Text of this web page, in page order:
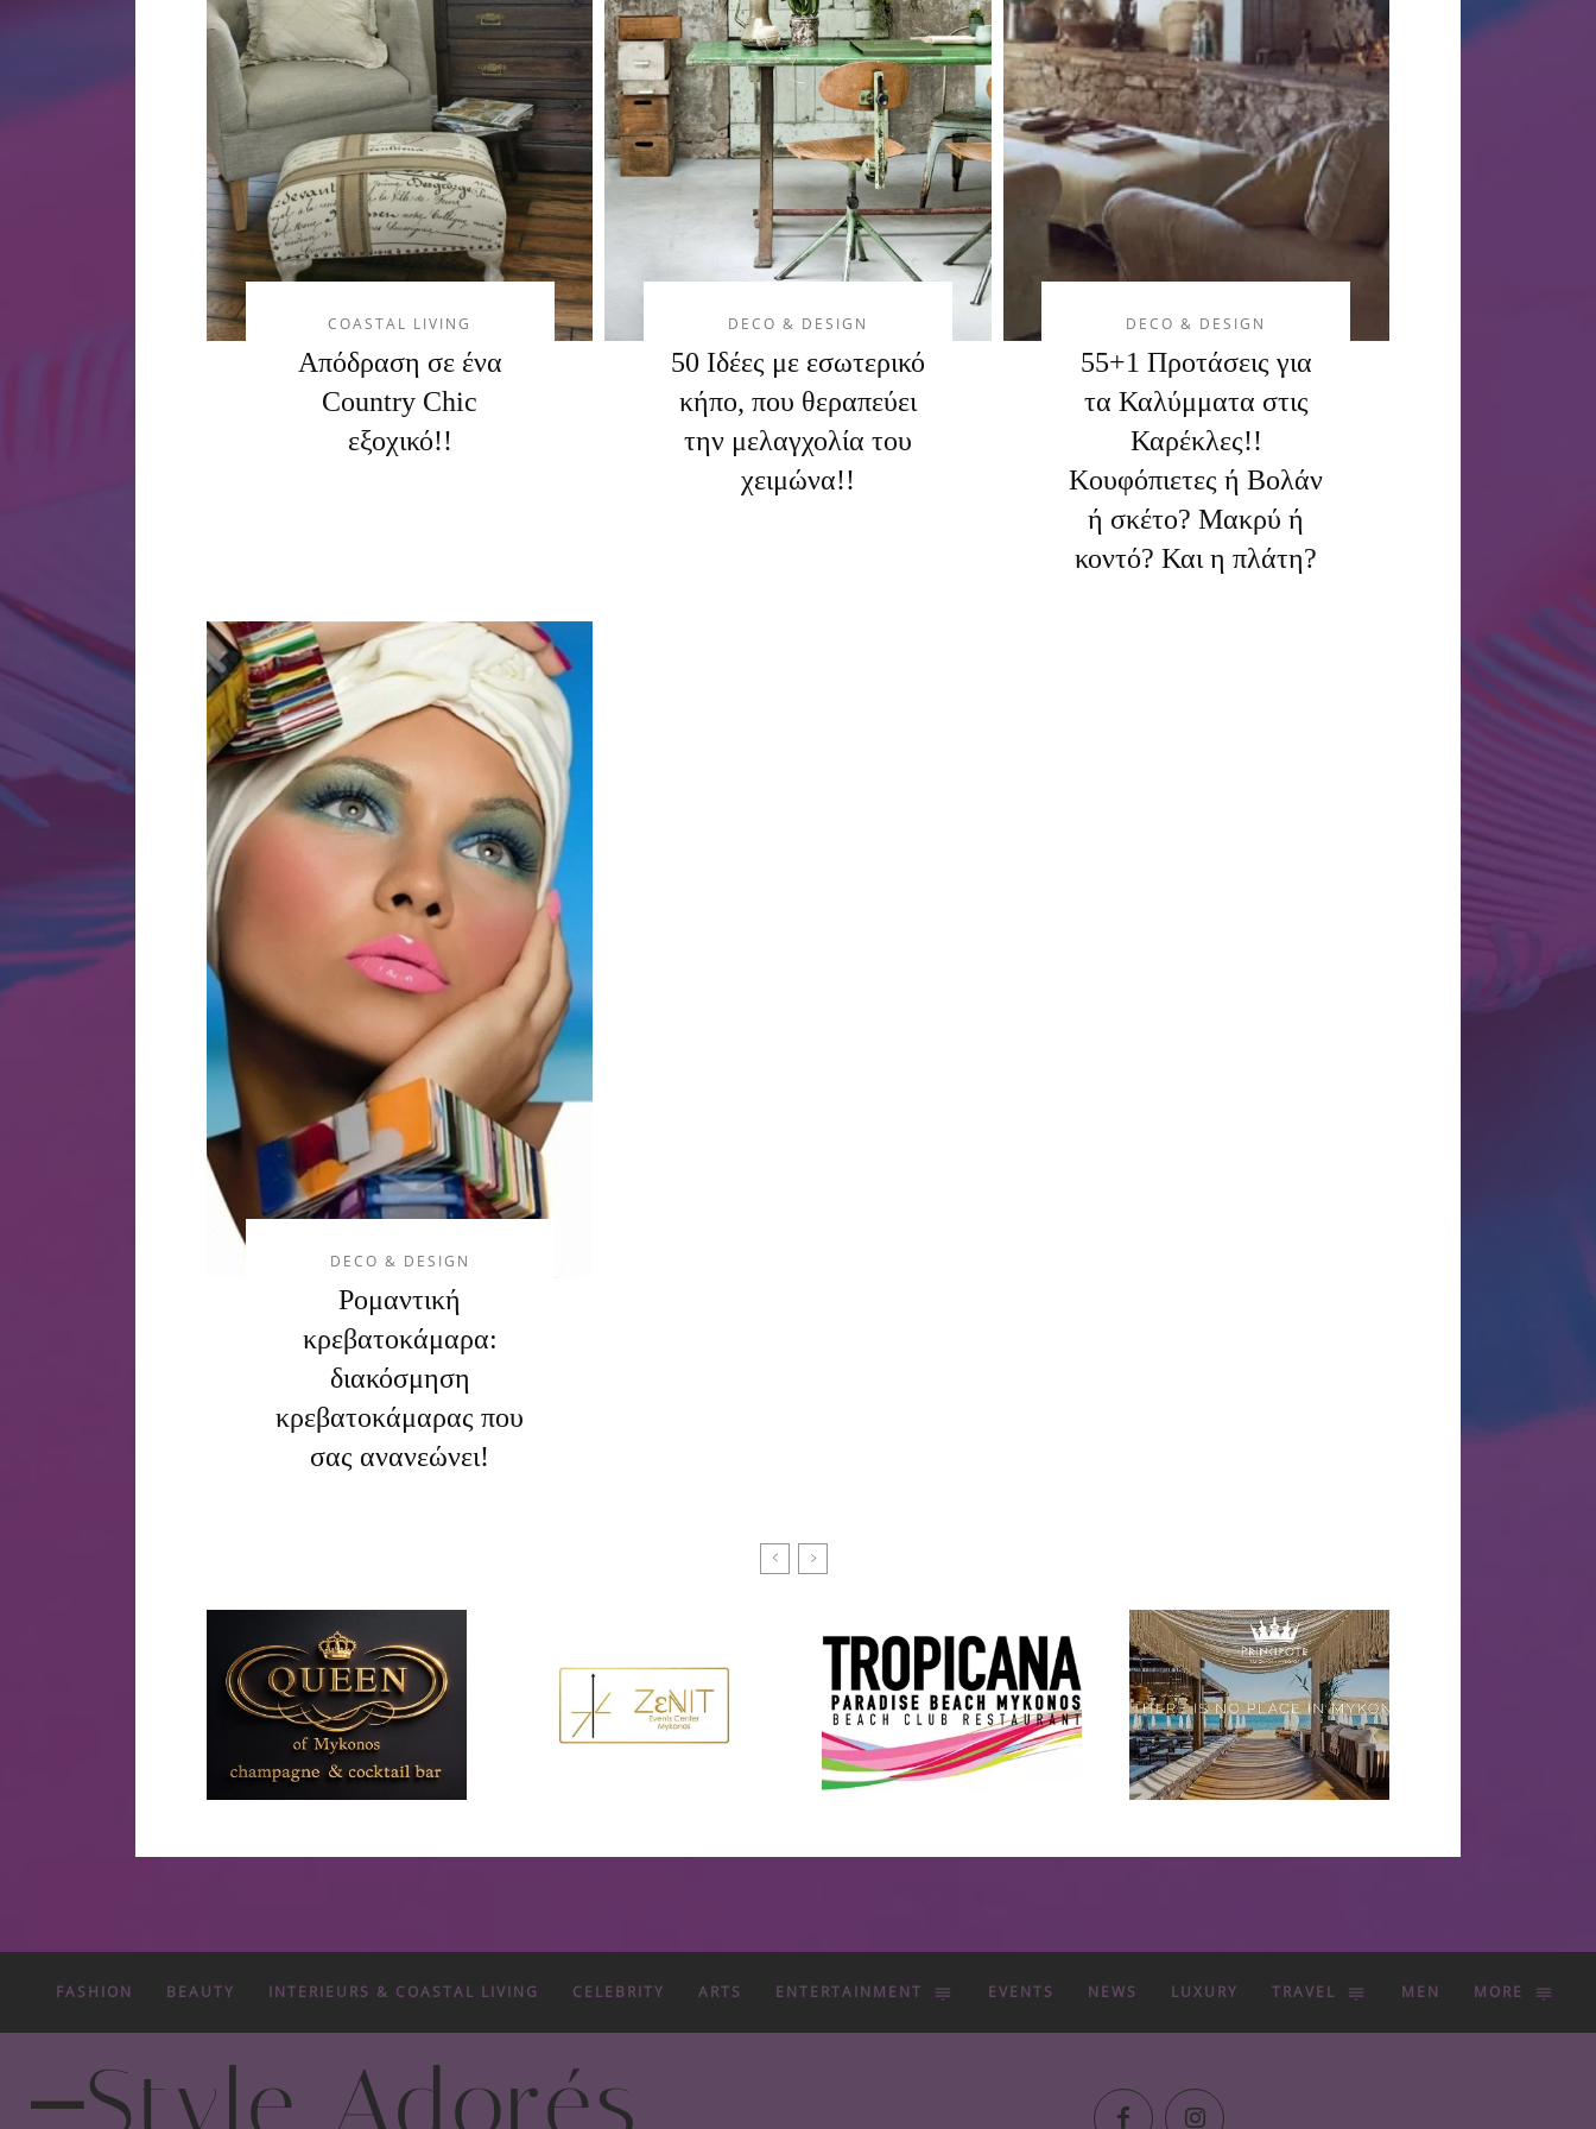
COASTAL LIVING
Απόδραση σε ένα
Country Chic
εξοχικό!!
DECO & DESIGN
50 Ιδέες με εσωτερικό
κήπο, που θεραπεύει
την μελαγχολία του
χειμώνα!!
DECO & DESIGN
55+1 Προτάσεις για
τα Καλύμματα στις
Καρέκλες!!
Κουφόπιετες ή Βολάν
ή σκέτο? Μακρύ ή
κοντό? Και η πλάτη?
DECO & DESIGN
Ρομαντική
κρεβατοκάμαρα:
διακόσμηση
κρεβατοκάμαρας που
σας ανανεώνει!
FASHION BEAUTY INTERIEURS & COASTAL LIVING CELEBRITY ARTS ENTERTAINMENT EVENTS NEWS LUXURY TRAVEL MEN MORE
Style Adorés